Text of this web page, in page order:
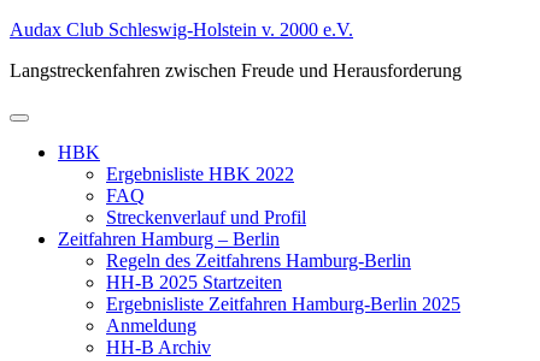
Zum
springen
Audax Club Schleswig-Holstein v. 2000 e.V.
Langstreckenfahren zwischen Freude und Herausforderung
Primäres
HBK
Ergebnisliste HBK 2022
FAQ
Streckenverlauf und Profil
Zeitfahren Hamburg – Berlin
Regeln des Zeitfahrens Hamburg-Berlin
HH-B 2025 Startzeiten
Ergebnisliste Zeitfahren Hamburg-Berlin 2025
Anmeldung
HH-B Archiv